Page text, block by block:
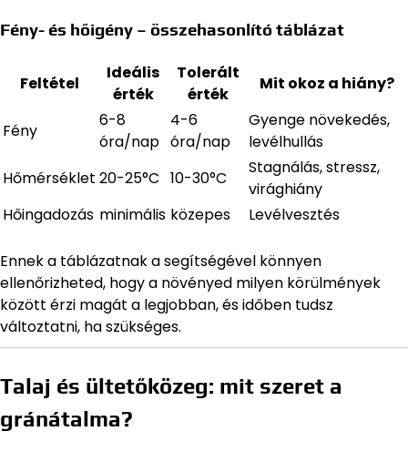
Fény- és hőigény – összehasonlító táblázat
Feltétel
Ideális
érték
Tolerált
érték
Mit okoz a hiány?
Fény
6-8
óra/nap
4-6
óra/nap
Gyenge növekedés,
levélhullás
Hőmérséklet 20-25°C 10-30°C
Stagnálás, stressz,
virághiány
Hőingadozás minimális közepes Levélvesztés
Ennek a táblázatnak a segítségével könnyen
ellenőrizheted, hogy a növényed milyen körülmények
között érzi magát a legjobban, és időben tudsz
változtatni, ha szükséges.
Talaj és ültetőközeg: mit szeret a
gránátalma?